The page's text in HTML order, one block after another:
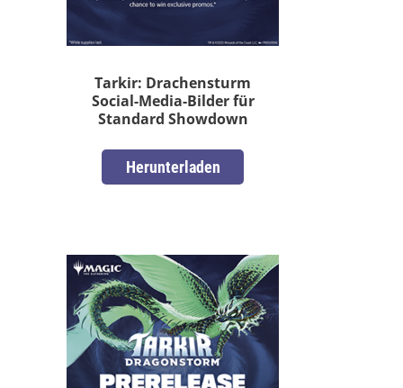
Tarkir: Drachensturm
Social-Media-Bilder für
Standard Showdown
Herunterladen